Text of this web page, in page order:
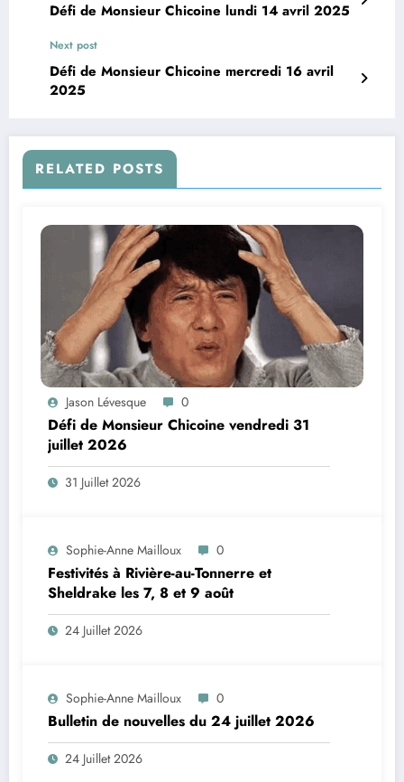
Défi de Monsieur Chicoine lundi 14 avril 2025
Next post
Défi de Monsieur Chicoine mercredi 16 avril
2025
RELATED POSTS
Jason Lévesque 0
Défi de Monsieur Chicoine vendredi 31
juillet 2026
31 Juillet 2026
Sophie-Anne Mailloux 0
Festivités à Rivière-au-Tonnerre et
Sheldrake les 7, 8 et 9 août
24 Juillet 2026
Sophie-Anne Mailloux 0
Bulletin de nouvelles du 24 juillet 2026
24 Juillet 2026